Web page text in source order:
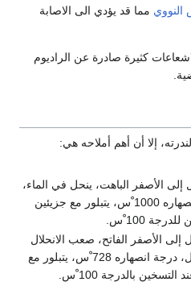
النووي مما قد يؤدي الى الاصابة
كثيرة صادرة عن الراديوم
إلا أن أهم أملاحه هي:
إلى الأصفر الباهت، ينحل في الماء،
بلوراته أحادية الميل. درجة انصهاره 1000 ْس، يتبلور مع جزيئين
100 ْس.
إلى الأصفر الفاتح، صعب الانحلال
في الماء، بلوراته أحادية الميل، درجة انصهاره 728 ْس، يتبلور مع
بالدرجة 100 ْس.